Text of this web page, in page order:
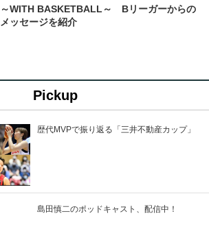
～WITH BASKETBALL～ Bリーガーからの
メッセージを紹介
Pickup
歴代MVPで振り返る「三井不動産カップ」
島田慎二のポッドキャスト、配信中！